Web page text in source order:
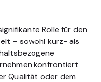
Rolle für den
– sowohl kurz- als
konfrontiert
Qualität oder dem